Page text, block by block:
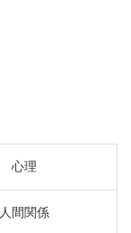
心理
人間関係